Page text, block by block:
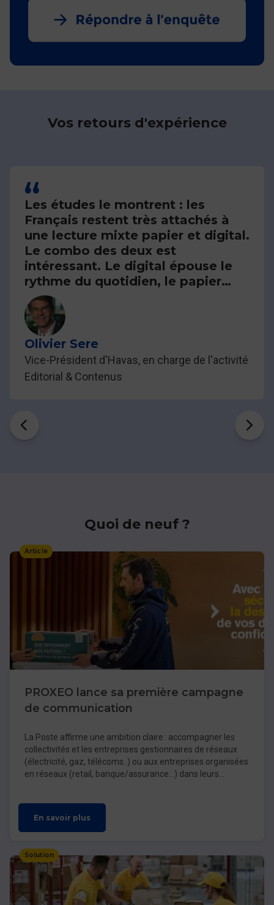
Vos retours d'expérience
Les études le montrent : les
Français restent très attachés à
une lecture mixte papier et digital.
Le combo des deux est
intéressant. Le digital épouse le
rythme du quotidien, le papier
donne le pouvoir de s'en extraire.
Le digital donne rapidement
accès à l'information, le papier
sanctuarise ce qui compte.
Olivier Sere
Vice-Président d'Havas, en charge de l'activité
Editorial & Contenus
Quoi de neuf ?
Article
PROXEO lance sa première campagne
de communication
La Poste affirme une ambition claire : accompagner les
collectivités et les entreprises gestionnaires de réseaux
(électricité, gaz, télécoms..) ou aux entreprises organisées
en réseaux (retail, banque/assurance…) dans leurs
En savoir plus
Solution